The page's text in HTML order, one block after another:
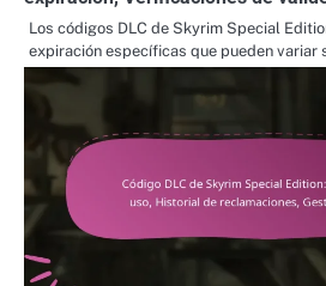
Los códigos DLC de Skyrim Special
expiración específicas que pueden